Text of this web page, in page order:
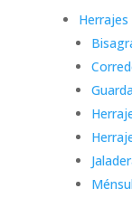
Herrajes